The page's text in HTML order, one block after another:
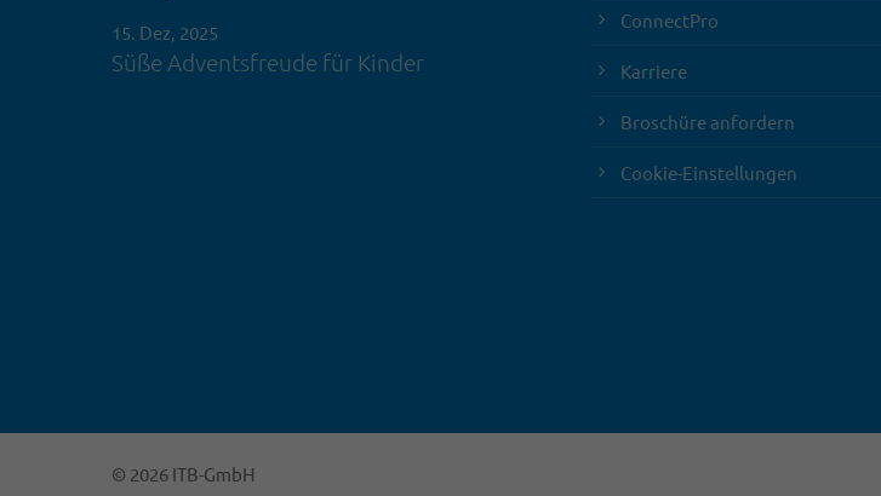
15. Dez, 2025
Süße Adventsfreude für Kinder
ConnectPro
Karriere
Broschüre anfordern
Cookie-Einstellungen
© 2026 ITB-GmbH